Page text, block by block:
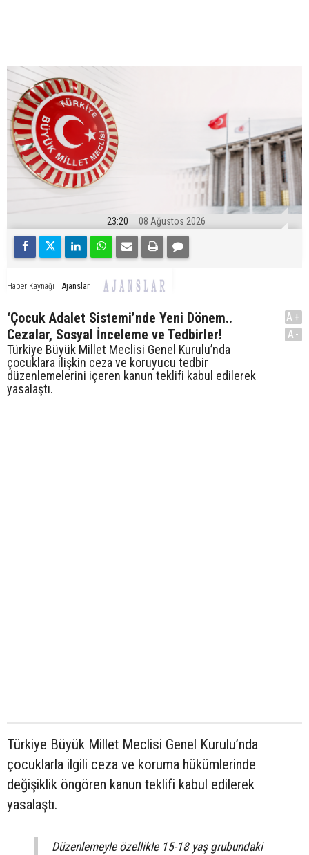
23:20 08 Ağustos 2026
Haber Kaynağı Ajanslar
‘Çocuk Adalet Sistemi’nde Yeni Dönem..
Cezalar, Sosyal İnceleme ve Tedbirler!
Türkiye Büyük Millet Meclisi Genel Kurulu’nda
çocuklara ilişkin ceza ve koruyucu tedbir
düzenlemelerini içeren kanun teklifi kabul edilerek
yasalaştı.
A+
A-
Türkiye Büyük Millet Meclisi Genel Kurulu’nda
çocuklarla ilgili ceza ve koruma hükümlerinde
değişiklik öngören kanun teklifi kabul edilerek
yasalaştı.
Düzenlemeyle özellikle 15-18 yaş grubundaki